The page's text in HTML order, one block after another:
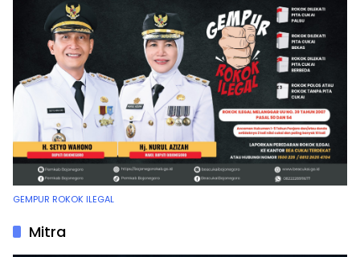
GEMPUR ROKOK ILEGAL
Mitra